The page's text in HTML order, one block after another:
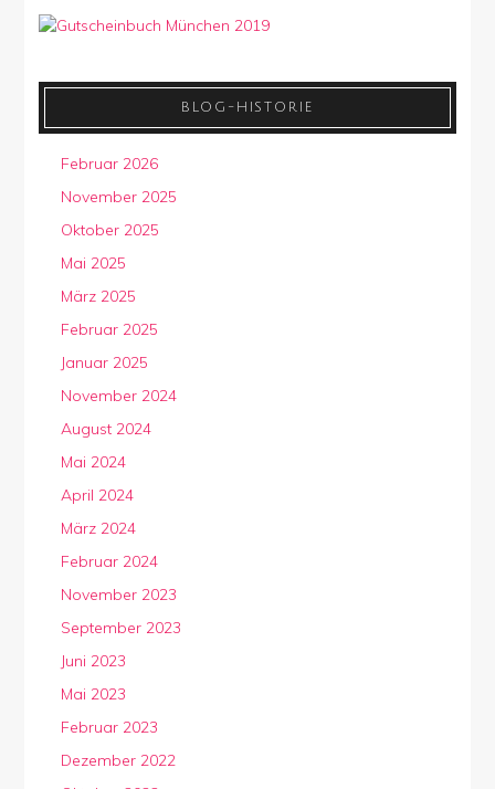
BLOG-HISTORIE
Februar 2026
November 2025
Oktober 2025
Mai 2025
März 2025
Februar 2025
Januar 2025
November 2024
August 2024
Mai 2024
April 2024
März 2024
Februar 2024
November 2023
September 2023
Juni 2023
Mai 2023
Februar 2023
Dezember 2022